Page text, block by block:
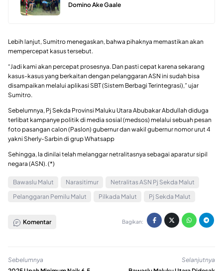
Domino Ake Gaale
Lebih lanjut, Sumitro menegaskan, bahwa pihaknya memastikan akan
mempercepat kasus tersebut.
“Jadi kami akan percepat prosesnya. Dan pasti cepat karena sekarang
kasus-kasus yang berkaitan dengan pelanggaran ASN ini sudah bisa
disampaikan melalui aplikasi SBT (Sistem Berbagi Terintegrasi),” ujar
Sumitro.
Sebelumnya, Pj Sekda Provinsi Maluku Utara Abubakar Abdullah diduga
terlibat kampanye politik di media sosial (medsos) melalui sebuah pesan
foto pasangan calon (Paslon) gubernur dan wakil gubernur nomor urut 4
yakni Sherly-Sarbin di grup Whatsapp
Sehingga, Ia dinilai telah melanggar netralitasnya sebagai aparatur sipil
negara (ASN). (*)
Bawaslu Malut Narasitimur
Netralitas ASN Pj Sekda Malut
Pelanggaran Pemilu Malut
Pilkada Malut Pj Sekda Malut
Komentar Bagikan:
Sebelumnya
Selanjutnya